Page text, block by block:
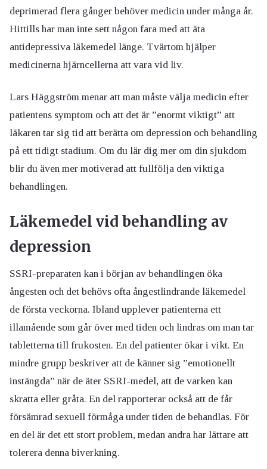
deprimerad flera gånger behöver medicin under många år.
Hittills har man inte sett någon fara med att äta
antidepressiva läkemedel länge. Tvärtom hjälper
medicinerna hjärncellerna att vara vid liv.
Lars Häggström menar att man måste välja medicin efter
patientens symptom och att det är ”enormt viktigt” att
läkaren tar sig tid att berätta om depression och behandling
på ett tidigt stadium. Om du lär dig mer om din sjukdom
blir du även mer motiverad att fullfölja den viktiga
behandlingen.
Läkemedel vid behandling av
depression
SSRI-preparaten kan i början av behandlingen öka
ångesten och det behövs ofta ångestlindrande läkemedel
de första veckorna. Ibland upplever patienterna ett
illamående som går över med tiden och lindras om man tar
tabletterna till frukosten. En del patienter ökar i vikt. En
mindre grupp beskriver att de känner sig ”emotionellt
instängda” när de äter SSRI-medel, att de varken kan
skratta eller gråta. En del rapporterar också att de får
försämrad sexuell förmåga under tiden de behandlas. För
en del är det ett stort problem, medan andra har lättare att
tolerera denna biverkning.